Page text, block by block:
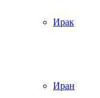
Ирак
Иран